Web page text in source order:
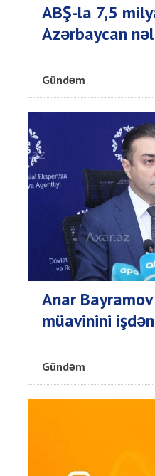
ABŞ-la 7,5
Azərbaycan
Gündəm
Anar
müavinini
Gündəm